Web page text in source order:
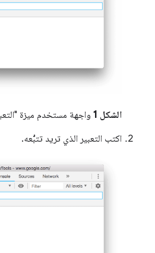
الشكل 1
واجهة مستخدم ميزة
اكتب التعبير الذي تريد تتبُّعه.